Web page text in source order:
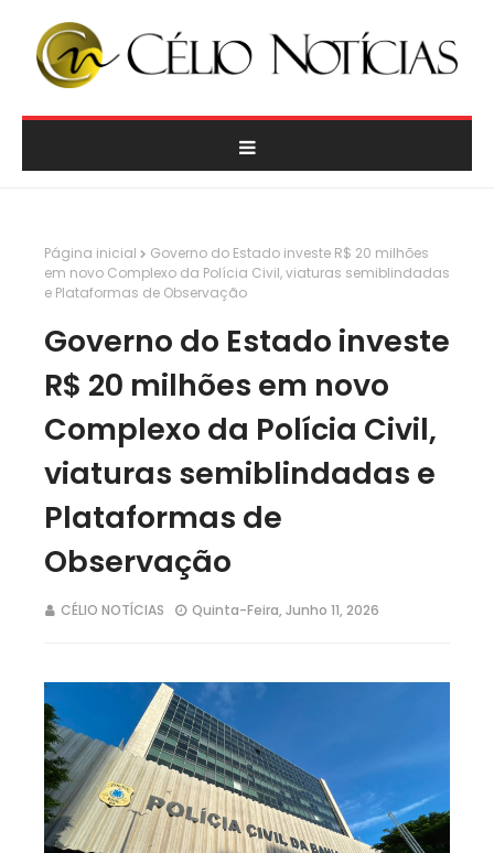
Página inicial
Governo do Estado investe R$ 20 milhões
em novo Complexo da Polícia Civil, viaturas semiblindadas
e Plataformas de Observação
Governo do Estado investe
R$ 20 milhões em novo
Complexo da Polícia Civil,
viaturas semiblindadas e
Plataformas de
Observação
CÉLIO NOTÍCIAS Quinta-Feira, Junho 11, 2026